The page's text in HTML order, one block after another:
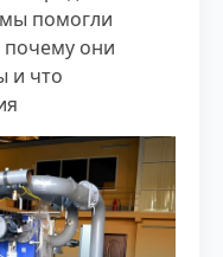
помогли
почему они
и что